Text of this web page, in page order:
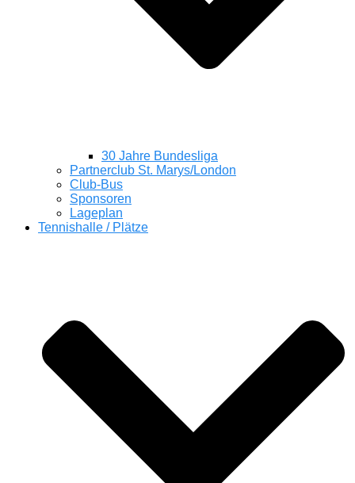
30 Jahre Bundesliga
Partnerclub St. Marys/London
Club-Bus
Sponsoren
Lageplan
Tennishalle / Plätze